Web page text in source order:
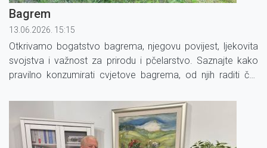
Bagrem
13.06.2026. 15:15
Otkrivamo bogatstvo bagrema, njegovu povijest, ljekovita
svojstva i važnost za prirodu i pčelarstvo. Saznajte kako
pravilno konzumirati cvjetove bagrema, od njih raditi čaj,
koristan za naše zdravlje.